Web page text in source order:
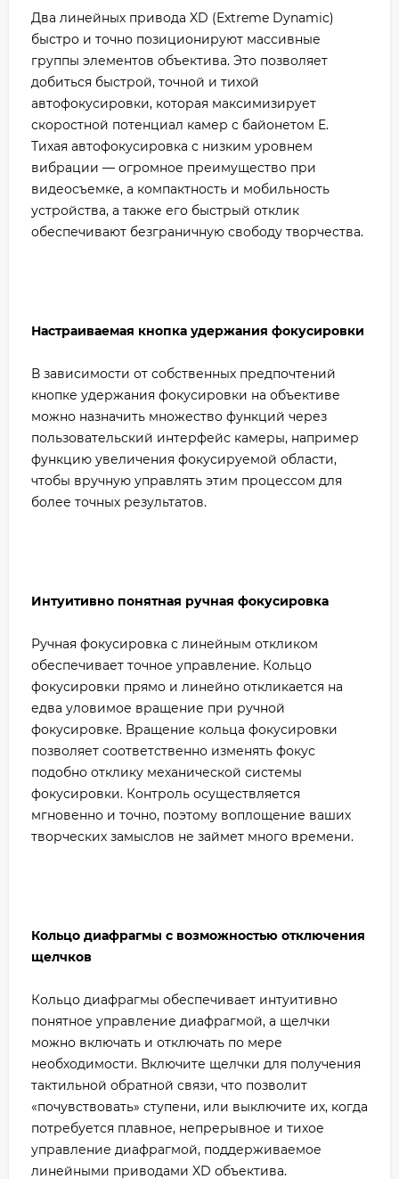
Два линейных привода XD (Extreme Dynamic)
быстро и точно позиционируют массивные
группы элементов объектива. Это позволяет
добиться быстрой, точной и тихой
автофокусировки, которая максимизирует
скоростной потенциал камер с байонетом E.
Тихая автофокусировка с низким уровнем
вибрации — огромное преимущество при
видеосъемке, а компактность и мобильность
устройства, а также его быстрый отклик
обеспечивают безграничную свободу творчества.
Настраиваемая кнопка удержания фокусировки
В зависимости от собственных предпочтений
кнопке удержания фокусировки на объективе
можно назначить множество функций через
пользовательский интерфейс камеры, например
функцию увеличения фокусируемой области,
чтобы вручную управлять этим процессом для
более точных результатов.
Интуитивно понятная ручная фокусировка
Ручная фокусировка с линейным откликом
обеспечивает точное управление. Кольцо
фокусировки прямо и линейно откликается на
едва уловимое вращение при ручной
фокусировке. Вращение кольца фокусировки
позволяет соответственно изменять фокус
подобно отклику механической системы
фокусировки. Контроль осуществляется
мгновенно и точно, поэтому воплощение ваших
творческих замыслов не займет много времени.
Кольцо диафрагмы с возможностью отключения
щелчков
Кольцо диафрагмы обеспечивает интуитивно
понятное управление диафрагмой, а щелчки
можно включать и отключать по мере
необходимости. Включите щелчки для получения
тактильной обратной связи, что позволит
«почувствовать» ступени, или выключите их, когда
потребуется плавное, непрерывное и тихое
управление диафрагмой, поддерживаемое
линейными приводами XD объектива.